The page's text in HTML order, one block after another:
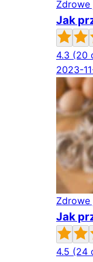
Zdrowe
Jak
4.3 (20
2023-
Zdrowe
Jak
4.5 (24